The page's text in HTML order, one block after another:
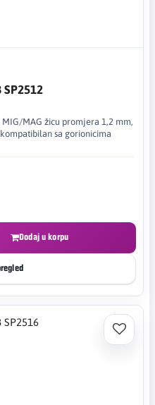
MAG žicu promjera 1,2 mm,
sa gorionicima
Dodaj u korpu